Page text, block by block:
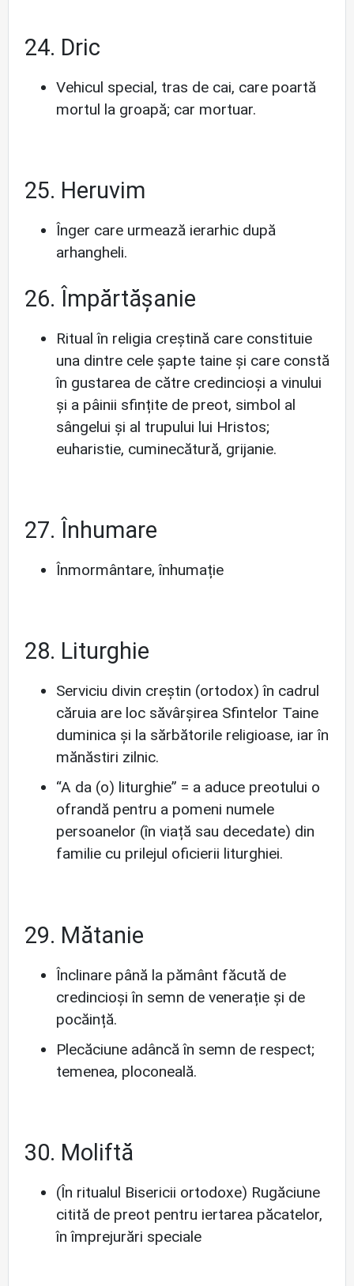
24. Dric
Vehicul special, tras de cai, care poartă
mortul la groapă; car mortuar.
25. Heruvim
Înger care urmează ierarhic după
arhangheli.
26. Împărtășanie
Ritual în religia creștină care constituie
una dintre cele șapte taine și care constă
în gustarea de către credincioși a vinului
și a pâinii sfințite de preot, simbol al
sângelui și al trupului lui Hristos;
euharistie, cuminecătură, grijanie.
27. Înhumare
Înmormântare, înhumație
28. Liturghie
Serviciu divin creștin (ortodox) în cadrul
căruia are loc săvârșirea Sfintelor Taine
duminica și la sărbătorile religioase, iar în
mănăstiri zilnic.
“A da (o) liturghie” = a aduce preotului o
ofrandă pentru a pomeni numele
persoanelor (în viață sau decedate) din
familie cu prilejul oficierii liturghiei.
29. Mătanie
Înclinare până la pământ făcută de
credincioși în semn de venerație și de
pocăință.
Plecăciune adâncă în semn de respect;
temenea, ploconeală.
30. Moliftă
(În ritualul Bisericii ortodoxe) Rugăciune
citită de preot pentru iertarea păcatelor,
în împrejurări speciale